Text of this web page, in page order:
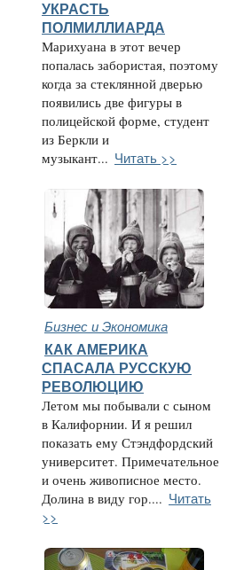
УКРАСТЬ
ПОЛМИЛЛИАРДА
Марихуана в этот вечер
попалась забористая, поэтому
когда за стеклянной дверью
появились две фигуры в
полицейской форме, студент
из Беркли и
музыкант... Читать >>
Бизнес и Экономика
КАК АМЕРИКА
СПАСАЛА РУССКУЮ
РЕВОЛЮЦИЮ
Летом мы побывали с сыном
в Калифорнии. И я решил
показать ему Стэндфордский
университет. Примечательное
и очень живописное место.
Долина в виду гор.... Читать
>>